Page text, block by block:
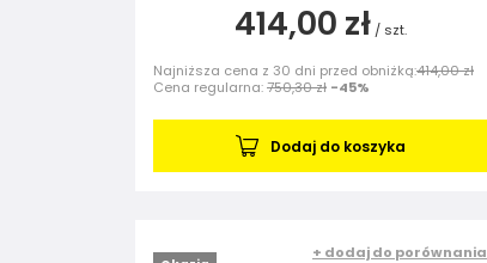
414,00 zł / szt.
Najniższa cena z 30 dni przed obniżką:414,00 zł
Cena regularna:750,30 zł -45%
Dodaj do koszyka
+ dodaj do porównania